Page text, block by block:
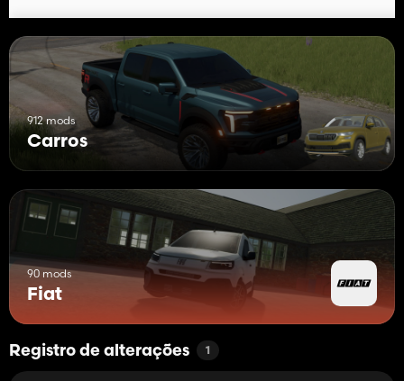
912 mods
Carros
90 mods
Fiat
Registro de alterações 1